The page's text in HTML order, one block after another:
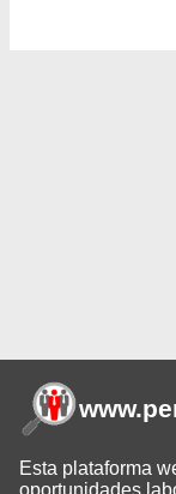
Esta plataforma
oportunidades